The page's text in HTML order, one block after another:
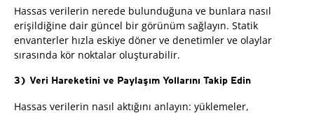
Hassas verilerin nerede bulunduğuna ve bunlara nasıl
erişildiğine dair güncel bir görünüm sağlayın. Statik
envanterler hızla eskiye döner ve denetimler ve olaylar
sırasında kör noktalar oluşturabilir.
3) Veri Hareketini ve Paylaşım Yollarını Takip Edin
Hassas verilerin nasıl aktığını anlayın: yüklemeler,